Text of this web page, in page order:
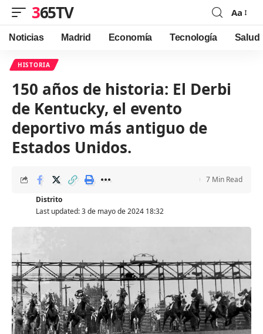
365TV
Font
Resizer
Aa
Noticias Madrid Economía Tecnología Salud
HISTORIA
150 años de historia: El Derbi
de Kentucky, el evento
deportivo más antiguo de
Estados Unidos.
Last updated: 3 de mayo de 2024 18:32
Distrito
7 Min Read